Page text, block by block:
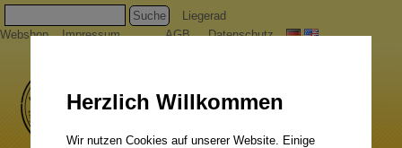
Suche
Liegerad
Webshop
Impressum AGB Datenschutz
Herzlich Willkommen
Wir nutzen Cookies auf unserer Website. Einige